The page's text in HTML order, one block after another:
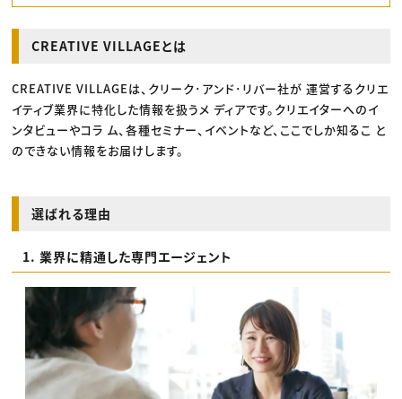
CREATIVE VILLAGEとは
CREATIVE VILLAGEは、クリーク･アンド･リバー社が 運営するクリエ
イティブ業界に特化した情報を扱うメ ディアです。クリエイターへのイ
ンタビューやコラ ム、各種セミナー、イベントなど、ここでしか知るこ と
のできない情報をお届けします。
選ばれる理由
1. 業界に精通した専門エージェント